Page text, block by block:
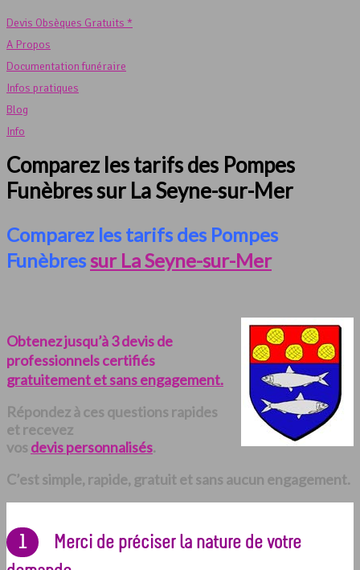
Devis Obsèques Gratuits *
A Propos
Documentation funéraire
Infos pratiques
Blog
Info
Comparez les tarifs des Pompes
Funèbres sur La Seyne-sur-Mer
Comparez les tarifs des Pompes
Funèbres sur La Seyne-sur-Mer
Obtenez jusqu’à 3 devis de
professionnels certifiés
gratuitement et sans engagement.
Répondez à ces questions rapides
et recevez
vos devis personnalisés.
C’est simple, rapide, gratuit et sans aucun engagement.